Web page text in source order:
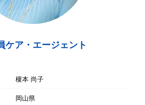
ケア・エージェント
榎本 尚子
岡山県